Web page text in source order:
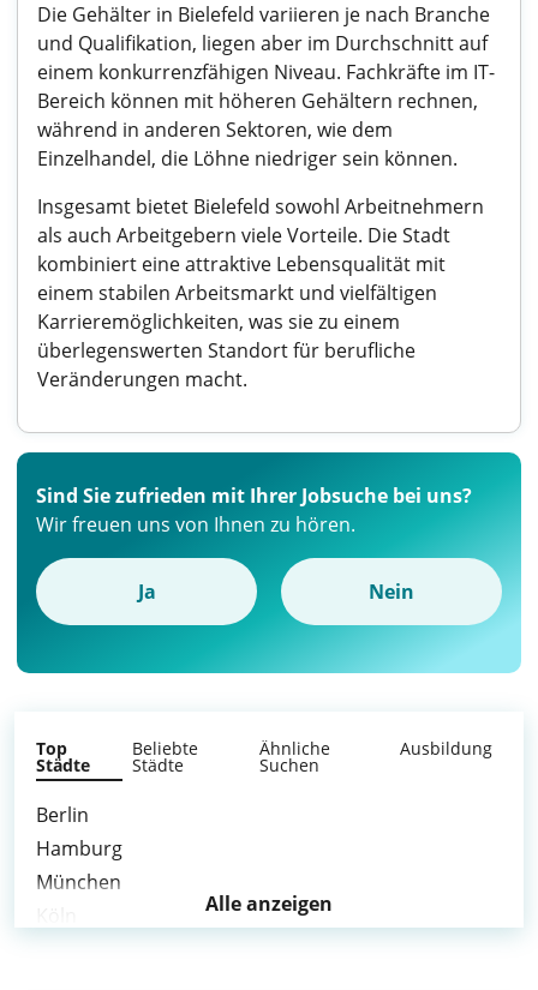
Die Gehälter in Bielefeld variieren je nach Branche
und Qualifikation, liegen aber im Durchschnitt auf
einem konkurrenzfähigen Niveau. Fachkräfte im IT-
Bereich können mit höheren Gehältern rechnen,
während in anderen Sektoren, wie dem
Einzelhandel, die Löhne niedriger sein können.
Insgesamt bietet Bielefeld sowohl Arbeitnehmern
als auch Arbeitgebern viele Vorteile. Die Stadt
kombiniert eine attraktive Lebensqualität mit
einem stabilen Arbeitsmarkt und vielfältigen
Karrieremöglichkeiten, was sie zu einem
überlegenswerten Standort für berufliche
Veränderungen macht.
Sind Sie zufrieden mit Ihrer Jobsuche bei uns?
Wir freuen uns von Ihnen zu hören.
Ja Nein
Top
Städte
Beliebte
Städte
Ähnliche
Suchen
Ausbildung
Berlin
Hamburg
München
Alle anzeigen